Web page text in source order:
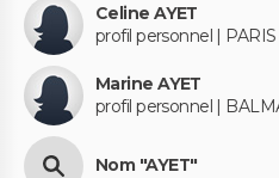
Celine AYET
profil personnel | PARIS
Marine AYET
profil personnel |
Nom "AYET"